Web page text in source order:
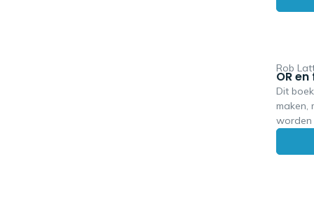
aan
omdat
Rob
OR
Dit
maken,
worden
nadruk